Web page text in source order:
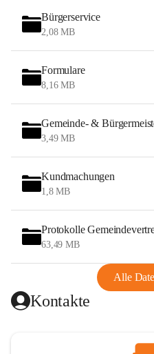
Bürgerservice
2,08 MB
Formulare
8,16 MB
Gemeinde- &
3,49 MB
Kundmachungen
1,8 MB
Protokolle
63,49 MB
Alle
Kontakte